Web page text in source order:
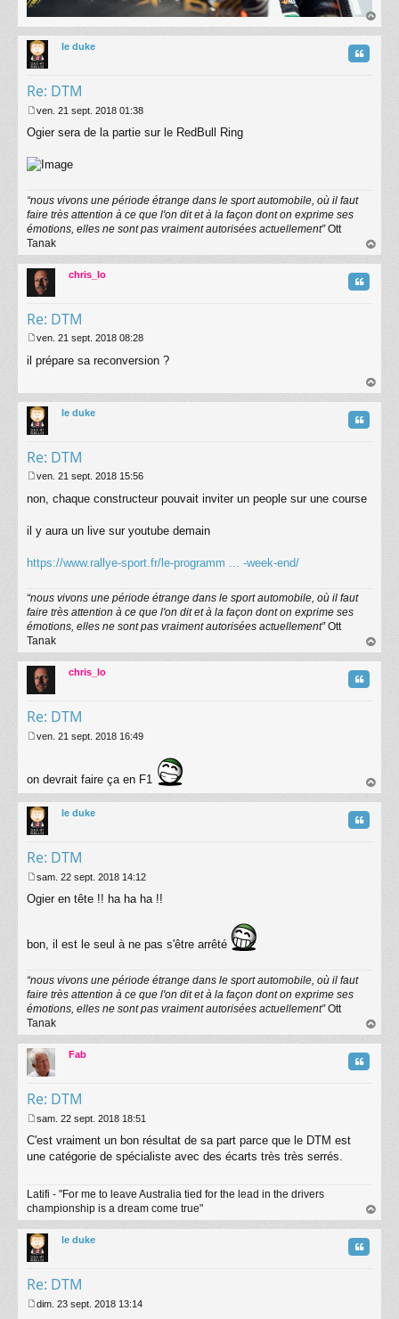
au
le duke
Re: DTM
Citation
e
s
a
e
ven. 21 sept. 2018 01:38
Ogier sera de la partie sur le RedBull Ring
“nous vivons une période étrange dans le sport automobile, où il faut
faire très attention à ce que l'on dit et à la façon dont on exprime ses
émotions, elles ne sont pas vraiment autorisées actuellement”Ott
Tanak
au
chris_lo
Re: DTM
Citation
e
a
g
e
ven. 21 sept. 2018 08:28
il prépare sa reconversion ?
au
le duke
Re: DTM
Citation
e
s
a
e
ven. 21 sept. 2018 15:56
non, chaque constructeur pouvait inviter un people sur une course
il y aura un live sur youtube demain
https://www.rallye-sport.fr/le-programm ... -week-end/
“nous vivons une période étrange dans le sport automobile, où il faut
faire très attention à ce que l'on dit et à la façon dont on exprime ses
émotions, elles ne sont pas vraiment autorisées actuellement”Ott
Tanak
au
chris_lo
Re: DTM
Citation
s
g
e
ven. 21 sept. 2018 16:49
on devrait faire ça en F1
au
le duke
Re: DTM
Citation
e
a
sam. 22 sept. 2018 14:12
Ogier en tête !! ha ha ha !!
bon, il est le seul à ne pas s'être arrêté
“nous vivons une période étrange dans le sport automobile, où il faut
faire très attention à ce que l'on dit et à la façon dont on exprime ses
émotions, elles ne sont pas vraiment autorisées actuellement”Ott
Tanak
au
Fab
Re: DTM
Citation
e
s
g
e
sam. 22 sept. 2018 18:51
C'est vraiment un bon résultat de sa part parce que le DTM est
une catégorie de spécialiste avec des écarts très très serrés.
Latifi - "For me to leave Australia tied for the lead in the drivers
championship is a dream come true"
au
le duke
Re: DTM
Citation
dim. 23 sept. 2018 13:14